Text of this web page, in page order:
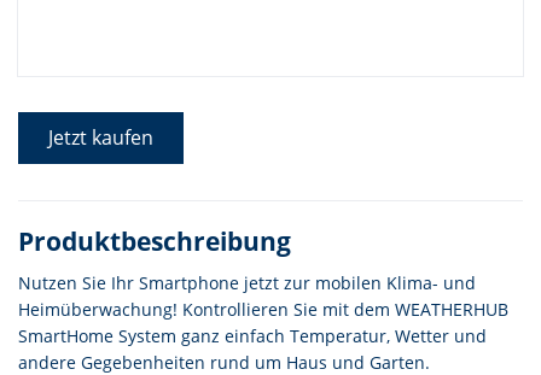
Jetzt kaufen
Produktbeschreibung
Nutzen Sie Ihr Smartphone jetzt zur mobilen Klima- und
Heimüberwachung! Kontrollieren Sie mit dem WEATHERHUB
SmartHome System ganz einfach Temperatur, Wetter und
andere Gegebenheiten rund um Haus und Garten.